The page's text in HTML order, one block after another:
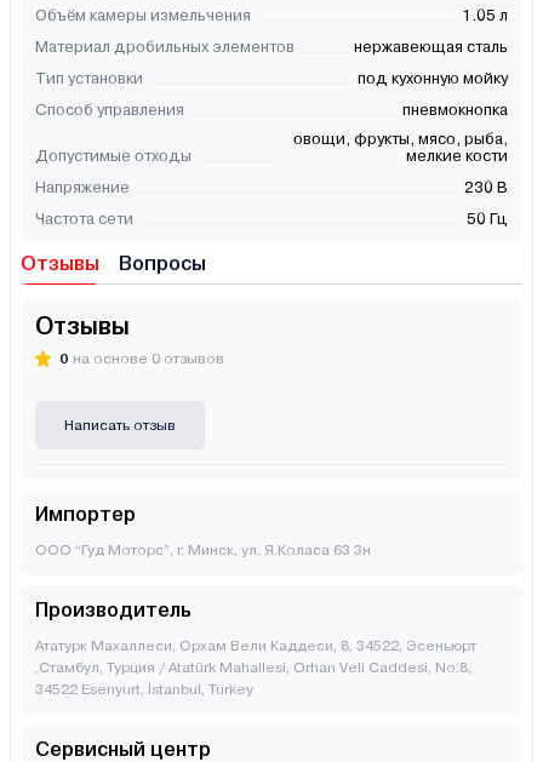
Объём камеры измельчения
1.05 л
Материал дробильных элементов
нержавеющая сталь
Тип установки
под кухонную мойку
Способ управления
пневмокнопка
Допустимые отходы
овощи, фрукты, мясо, рыба,
мелкие кости
Напряжение
230 В
Частота сети
50 Гц
Отзывы Вопросы
Отзывы
0 на основе 0 отзывов
Написать отзыв
Импортер
ООО “Гуд Моторс”, г. Минск, ул. Я.Коласа 63 3н
Производитель
Ататурк Махаллеси, Орхам Вели Каддеси, 8, 34522, Эсеньюрт
,Стамбул, Турция / Atatürk Mahallesi, Orhan Veli Caddesi, No:8,
34522 Esenyurt, İstanbul, Turkey
Сервисный центр